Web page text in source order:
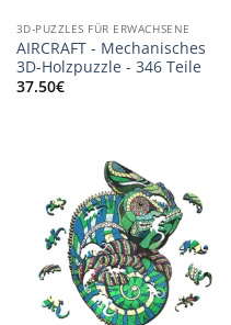
3D-PUZZLES FÜR ERWACHSENE
AIRCRAFT - Mechanisches
3D-Holzpuzzle - 346 Teile
37.50€